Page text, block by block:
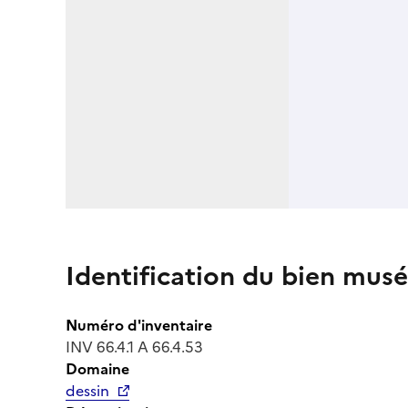
Identification du bien
Numéro d'inventaire
INV 66.4.1 A 66.4.53
Domaine
dessin